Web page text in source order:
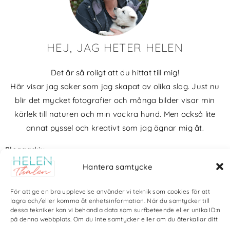
Hantera samtycke
För att ge en bra upplevelse använder vi teknik som cookies för att
lagra och/eller komma åt enhetsinformation. När du samtycker till
dessa tekniker kan vi behandla data som surfbeteende eller unika ID:n
på denna webbplats. Om du inte samtycker eller om du återkallar ditt
HEJ, JAG HETER HELEN
Det är så roligt att du hittat till mig!
Här visar jag saker som jag skapat av olika slag. Just nu
blir det mycket fotografier och många bilder visar min
kärlek till naturen och min vackra hund. Men också lite
annat pyssel och kreativt som jag ägnar mig åt.
Bloggarkiv